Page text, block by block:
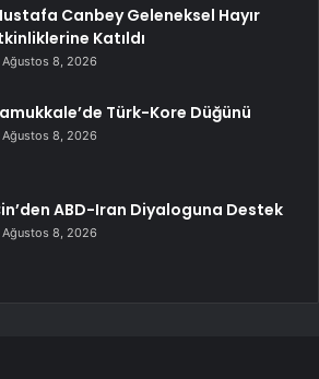
Canbey Geleneksel Hayır
Katıldı
Ağustos 8, 2026
Türk-Kore Düğünü
Ağustos 8, 2026
ABD-Iran Diyaloguna Destek
Ağustos 8, 2026